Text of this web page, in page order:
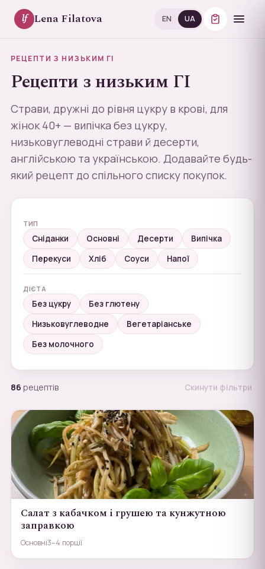
lf Lena Filatova EN UA
РЕЦЕПТИ З НИЗЬКИМ ГІ
Рецепти з низьким ГІ
Страви, дружні до рівня цукру в крові, для
жінок 40+ — випічка без цукру,
низьковуглеводні страви й десерти,
англійською та українською. Додавайте будь-
який рецепт до спільного списку покупок.
ТИП
Сніданки Основні Десерти
Випічка
Перекуси
Хліб Соуси Напої
ДІЄТА
Без цукру
Без глютену
Низьковуглеводне
Вегетаріанське
Без молочного
86 рецептів Скинути фільтри
Салат з кабачком і грушею та кунжутною
заправкою
Основні3–4 порції